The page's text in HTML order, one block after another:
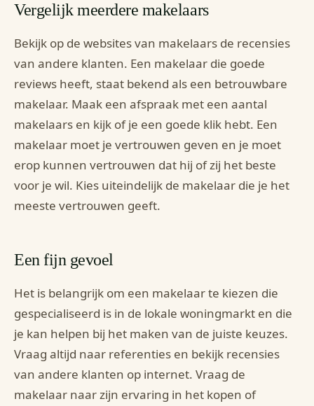
Vergelijk meerdere makelaars
Bekijk op de websites van makelaars de recensies
van andere klanten. Een makelaar die goede
reviews heeft, staat bekend als een betrouwbare
makelaar. Maak een afspraak met een aantal
makelaars en kijk of je een goede klik hebt. Een
makelaar moet je vertrouwen geven en je moet
erop kunnen vertrouwen dat hij of zij het beste
voor je wil. Kies uiteindelijk de makelaar die je het
meeste vertrouwen geeft.
Een fijn gevoel
Het is belangrijk om een makelaar te kiezen die
gespecialiseerd is in de lokale woningmarkt en die
je kan helpen bij het maken van de juiste keuzes.
Vraag altijd naar referenties en bekijk recensies
van andere klanten op internet. Vraag de
makelaar naar zijn ervaring in het kopen of